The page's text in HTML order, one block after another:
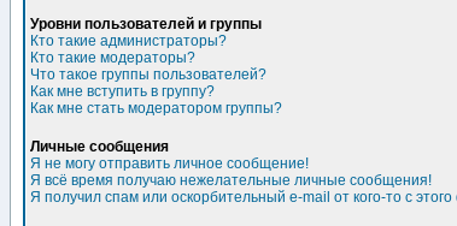
Уровни пользователей и группы
Кто такие администраторы?
Кто такие модераторы?
Что такое группы пользователей?
Как мне вступить в группу?
Как мне стать модератором группы?
Личные сообщения
Я не могу отправить личное сообщение!
Я всё время получаю нежелательные личные сообщения!
Я получил спам или оскорбительный e-mail от кого-то с